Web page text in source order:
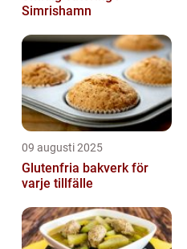
Simrishamn
09 augusti 2025
Glutenfria bakverk för
varje tillfälle